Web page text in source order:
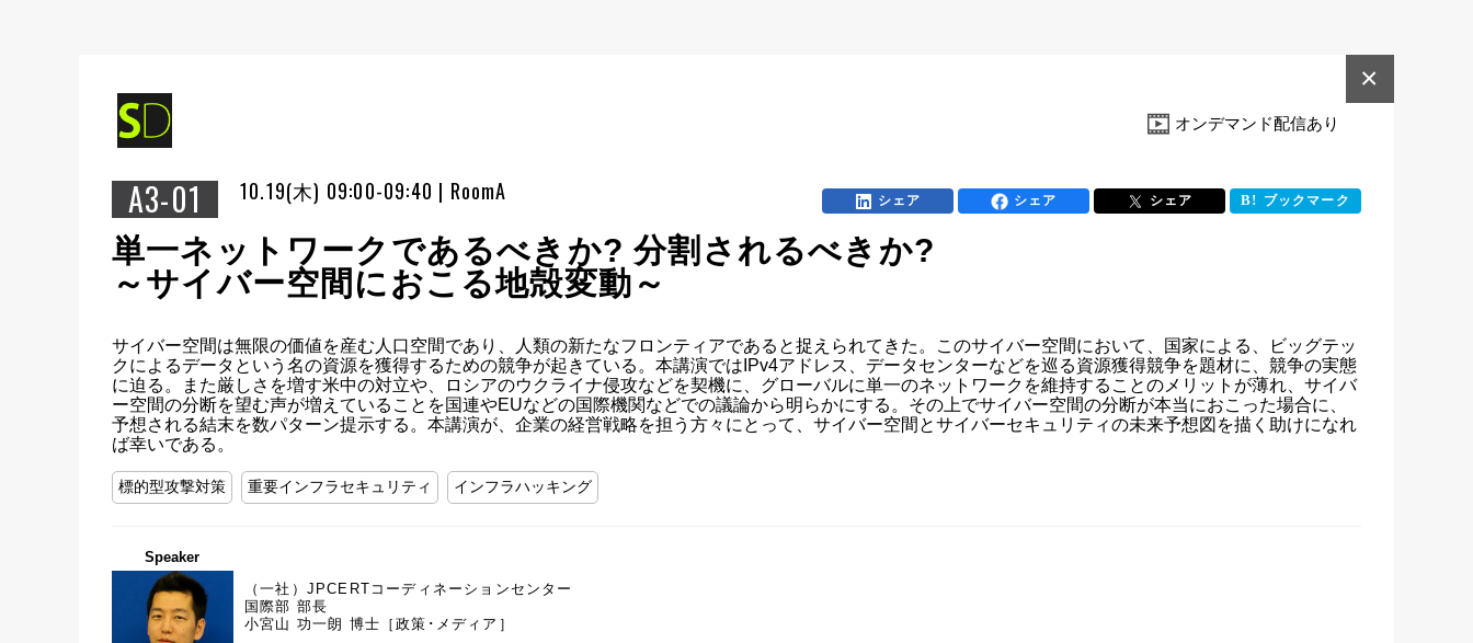
オンデマンド配信あり
A3-01 10.19(木) 09:00-09:40 | RoomA
×
シェア シェア シェア ブックマーク
単一ネットワークであるべきか? 分割されるべきか?
～サイバー空間におこる地殻変動～
サイバー空間は無限の価値を産む人口空間であり、人類の新たなフロンティアであると捉えられてきた。このサイバー空間において、国家による、ビッグテッ
クによるデータという名の資源を獲得するための競争が起きている。本講演ではIPv4アドレス、データセンターなどを巡る資源獲得競争を題材に、競争の実態
に迫る。また厳しさを増す米中の対立や、ロシアのウクライナ侵攻などを契機に、グローバルに単一のネットワークを維持することのメリットが薄れ、サイバ
ー空間の分断を望む声が増えていることを国連やEUなどの国際機関などでの議論から明らかにする。その上でサイバー空間の分断が本当におこった場合に、
予想される結末を数パターン提示する。本講演が、企業の経営戦略を担う方々にとって、サイバー空間とサイバーセキュリティの未来予想図を描く助けになれ
ば幸いである。
標的型攻撃対策 重要インフラセキュリティ インフラハッキング
Speaker
（一社）JPCERTコーディネーションセンター
国際部 部長
小宮山 功一朗 博士［政策･メディア］